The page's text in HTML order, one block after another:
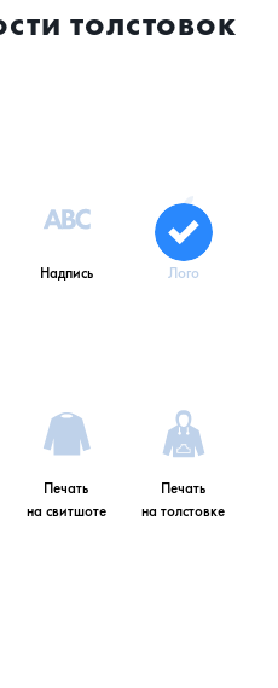
толстовок
Надпись Лого
Печать
на свитшоте
Печать
на толстовке